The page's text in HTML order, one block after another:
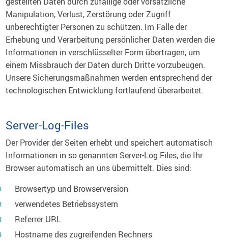
Manipulation, Verlust, Zerstörung oder Zugriff
unberechtigter Personen zu schützen. Im Falle der
Erhebung und Verarbeitung persönlicher Daten werden die
Informationen in verschlüsselter Form übertragen, um
einem Missbrauch der Daten durch Dritte vorzubeugen.
Unsere Sicherungsmaßnahmen werden entsprechend der
technologischen Entwicklung fortlaufend überarbeitet.
Server-Log-Files
Der Provider der Seiten erhebt und speichert automatisch
Informationen in so genannten Server-Log Files, die Ihr
Browser automatisch an uns übermittelt. Dies sind:
Browsertyp und Browserversion
verwendetes Betriebssystem
Referrer URL
Hostname des zugreifenden Rechners